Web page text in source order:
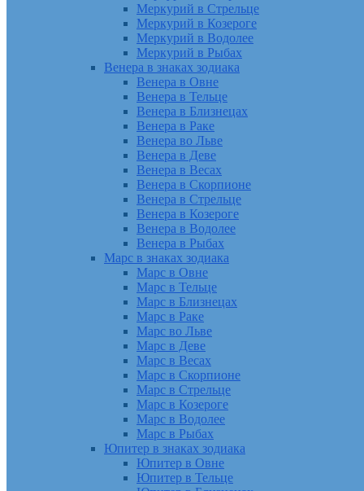
Меркурий в Стрельце
Меркурий в Козероге
Меркурий в Водолее
Меркурий в Рыбах
Венера в знаках зодиака
Венера в Овне
Венера в Тельце
Венера в Близнецах
Венера в Раке
Венера во Льве
Венера в Деве
Венера в Весах
Венера в Скорпионе
Венера в Стрельце
Венера в Козероге
Венера в Водолее
Венера в Рыбах
Марс в знаках зодиака
Марс в Овне
Марс в Тельце
Марс в Близнецах
Марс в Раке
Марс во Льве
Марс в Деве
Марс в Весах
Марс в Скорпионе
Марс в Стрельце
Марс в Козероге
Марс в Водолее
Марс в Рыбах
Юпитер в знаках зодиака
Юпитер в Овне
Юпитер в Тельце